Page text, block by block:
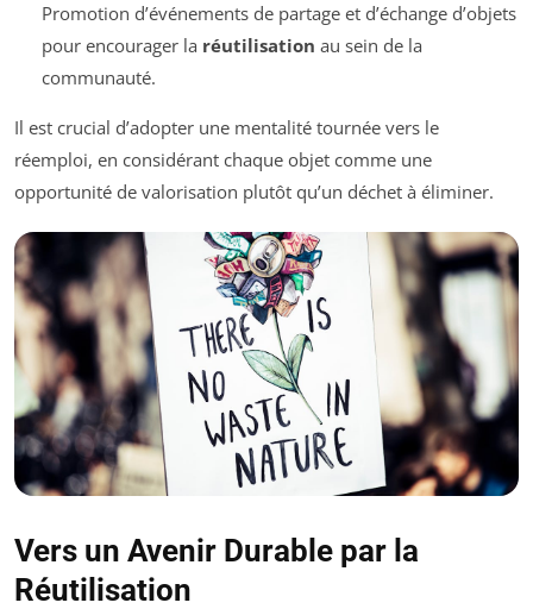
Promotion d’événements de partage et d’échange d’objets
pour encourager la réutilisation au sein de la
communauté.
Il est crucial d’adopter une mentalité tournée vers le
réemploi, en considérant chaque objet comme une
opportunité de valorisation plutôt qu’un déchet à éliminer.
Vers un Avenir Durable par la
Réutilisation